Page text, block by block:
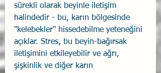
sürekli olarak beyinle iletişim
halindedir - bu, karın bölgesinde
"kelebekler" hissedebilme yeteneğini
açıklar. Stres, bu beyin-bağırsak
iletişimini etkileyebilir ve ağrı,
şişkinlik ve diğer karın